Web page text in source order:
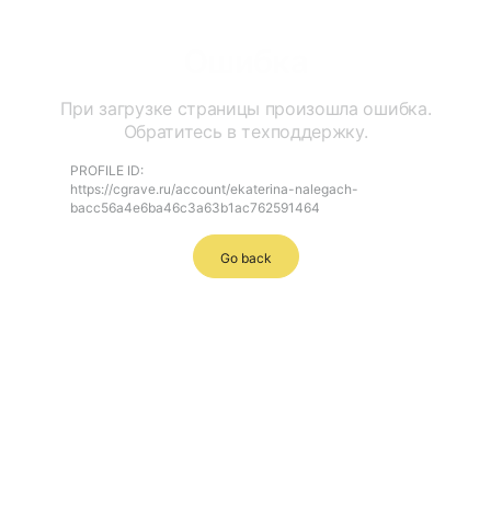
При загрузке страницы произошла ошибка.
Обратитесь в техподдержку.
PROFILE ID:
https://cgrave.ru/account/ekaterina-nalegach-
bacc56a4e6ba46c3a63b1ac762591464
Go back